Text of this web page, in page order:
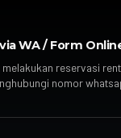
WA / Form
melakukan reservasi
nomor